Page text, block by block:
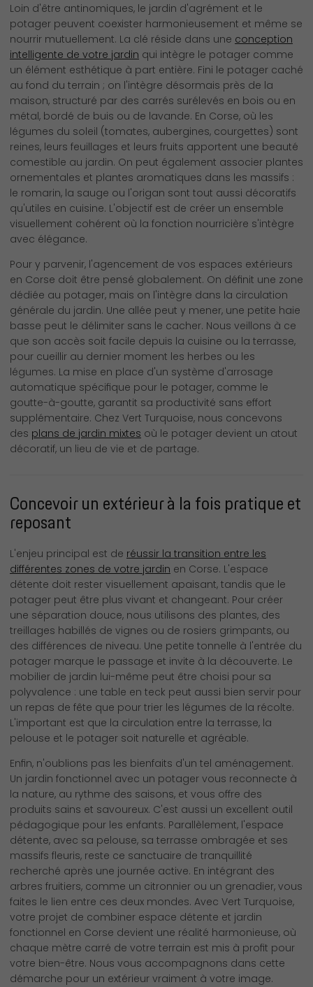
Loin d'être antinomiques, le jardin d'agrément et le
potager peuvent coexister harmonieusement et même se
nourrir mutuellement. La clé réside dans une conception
intelligente de votre jardin qui intègre le potager comme
un élément esthétique à part entière. Fini le potager caché
au fond du terrain ; on l'intègre désormais près de la
maison, structuré par des carrés surélevés en bois ou en
métal, bordé de buis ou de lavande. En Corse, où les
légumes du soleil (tomates, aubergines, courgettes) sont
reines, leurs feuillages et leurs fruits apportent une beauté
comestible au jardin. On peut également associer plantes
ornementales et plantes aromatiques dans les massifs :
le romarin, la sauge ou l'origan sont tout aussi décoratifs
qu'utiles en cuisine. L'objectif est de créer un ensemble
visuellement cohérent où la fonction nourricière s'intègre
avec élégance.
Pour y parvenir, l'agencement de vos espaces extérieurs
en Corse doit être pensé globalement. On définit une zone
dédiée au potager, mais on l'intègre dans la circulation
générale du jardin. Une allée peut y mener, une petite haie
basse peut le délimiter sans le cacher. Nous veillons à ce
que son accès soit facile depuis la cuisine ou la terrasse,
pour cueillir au dernier moment les herbes ou les
légumes. La mise en place d'un système d'arrosage
automatique spécifique pour le potager, comme le
goutte-à-goutte, garantit sa productivité sans effort
supplémentaire. Chez Vert Turquoise, nous concevons
des plans de jardin mixtes où le potager devient un atout
décoratif, un lieu de vie et de partage.
Concevoir un extérieur à la fois pratique et
reposant
L'enjeu principal est de réussir la transition entre les
différentes zones de votre jardin en Corse. L'espace
détente doit rester visuellement apaisant, tandis que le
potager peut être plus vivant et changeant. Pour créer
une séparation douce, nous utilisons des plantes, des
treillages habillés de vignes ou de rosiers grimpants, ou
des différences de niveau. Une petite tonnelle à l'entrée du
potager marque le passage et invite à la découverte. Le
mobilier de jardin lui-même peut être choisi pour sa
polyvalence : une table en teck peut aussi bien servir pour
un repas de fête que pour trier les légumes de la récolte.
L'important est que la circulation entre la terrasse, la
pelouse et le potager soit naturelle et agréable.
Enfin, n'oublions pas les bienfaits d'un tel aménagement.
Un jardin fonctionnel avec un potager vous reconnecte à
la nature, au rythme des saisons, et vous offre des
produits sains et savoureux. C'est aussi un excellent outil
pédagogique pour les enfants. Parallèlement, l'espace
détente, avec sa pelouse, sa terrasse ombragée et ses
massifs fleuris, reste ce sanctuaire de tranquillité
recherché après une journée active. En intégrant des
arbres fruitiers, comme un citronnier ou un grenadier, vous
faites le lien entre ces deux mondes. Avec Vert Turquoise,
votre projet de combiner espace détente et jardin
fonctionnel en Corse devient une réalité harmonieuse, où
chaque mètre carré de votre terrain est mis à profit pour
votre bien-être. Nous vous accompagnons dans cette
démarche pour un extérieur vraiment à votre image.